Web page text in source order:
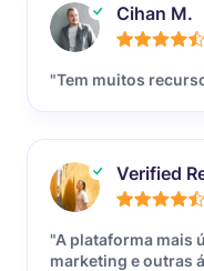
Cihan M.
"Tem muitos
Verified
"A plataforma mais
marketing e outras